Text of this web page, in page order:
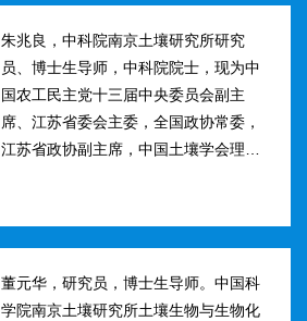
朱兆良，中科院南京土壤研究所研究
员、博士生导师，中科院院士，现为中
国农工民主党十三届中央委员会副主
席、江苏省委会主委，全国政协常委，
江苏省政协副主席，中国土壤学会理事
国家、中科院、江苏省科技进步奖和自
董元华，研究员，博士生导师。中国科
学院南京土壤研究所土壤生物与生物化